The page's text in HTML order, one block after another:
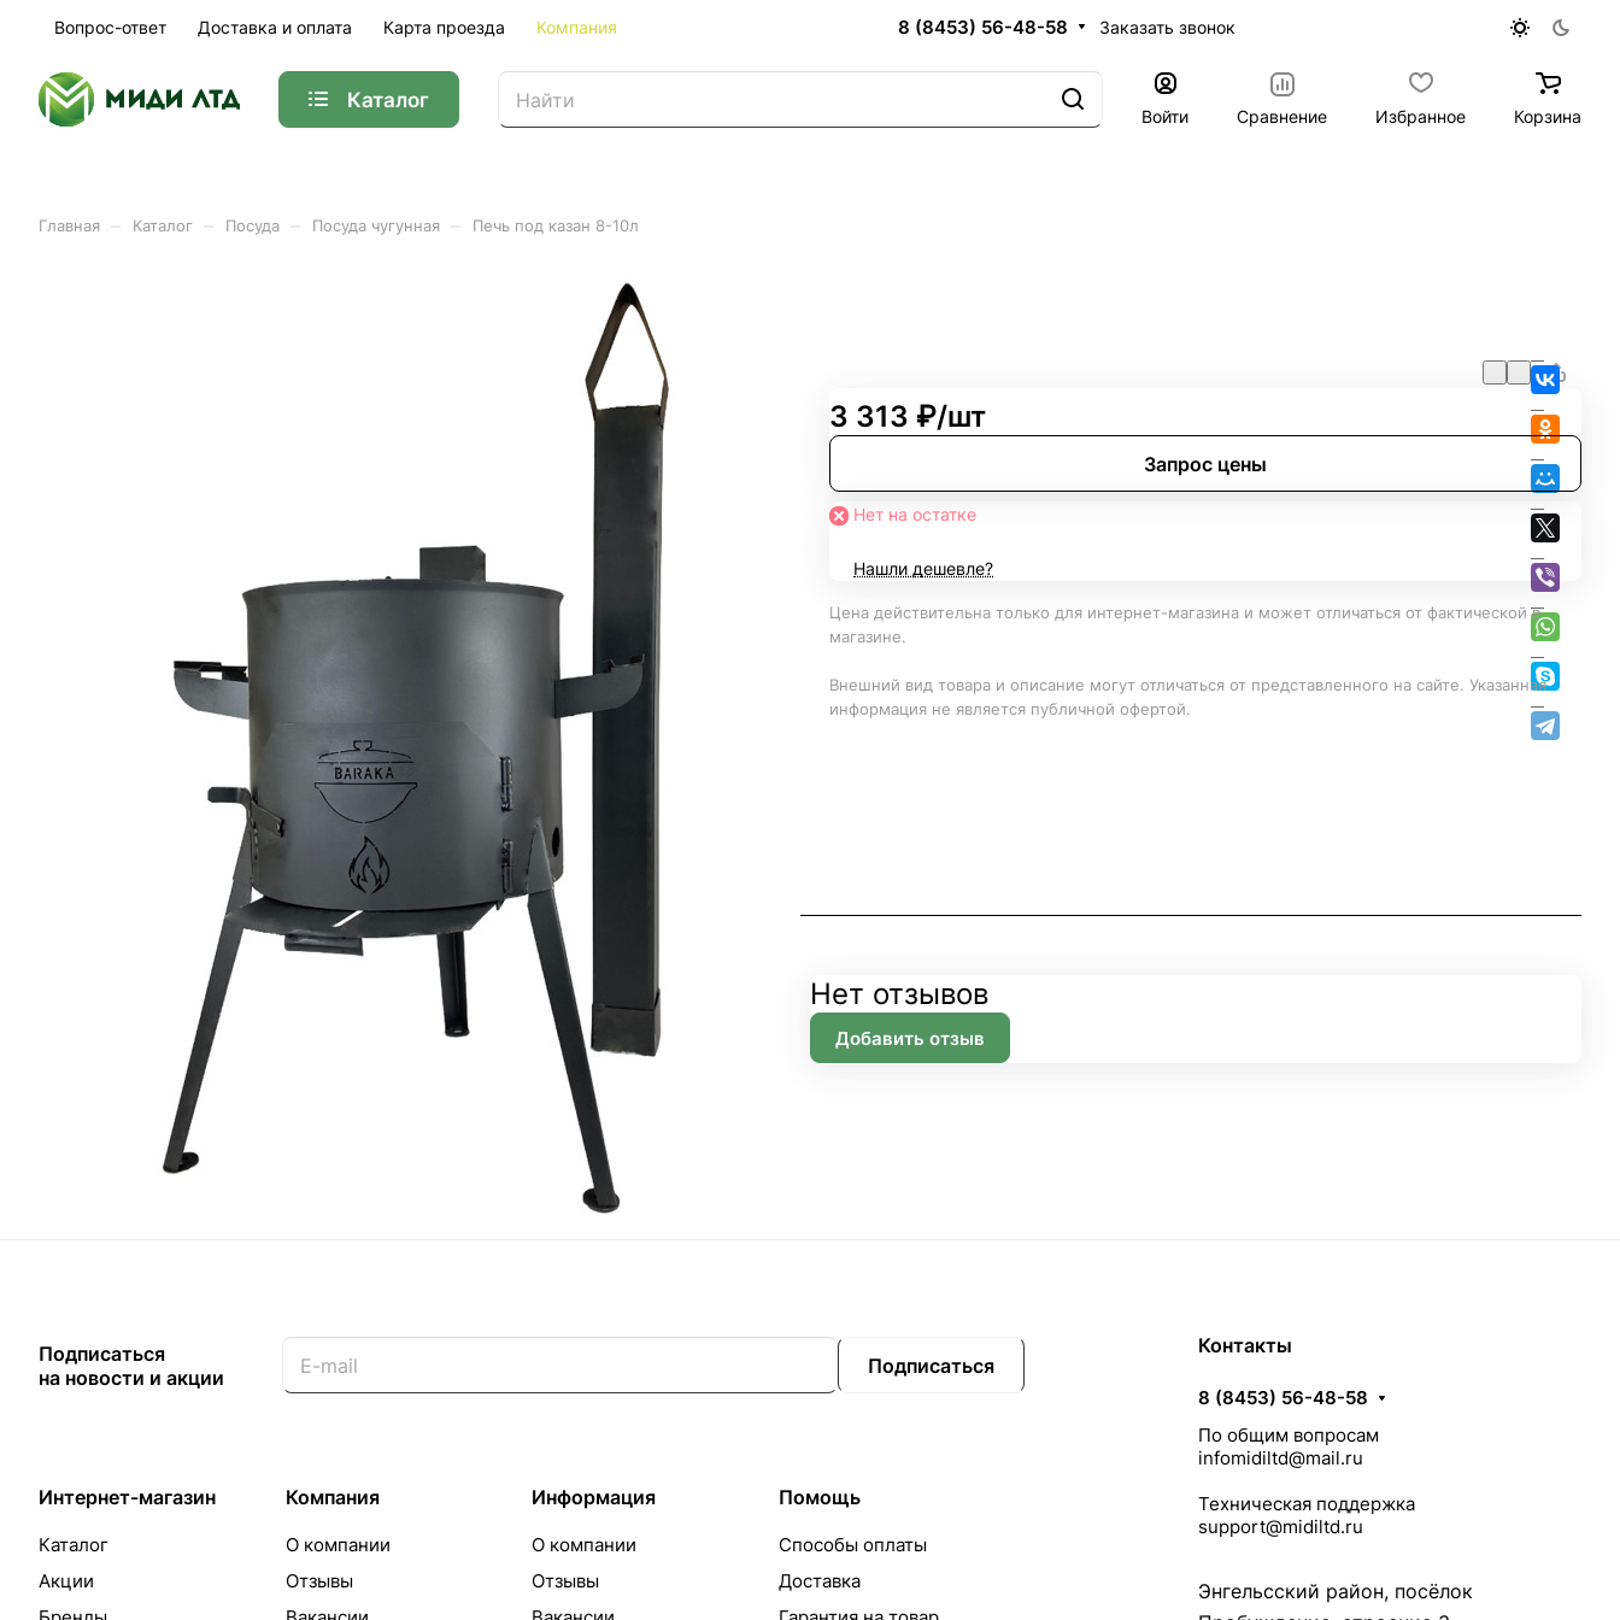
Вопрос-ответ Доставка и оплата Карта проезда Компания 8 (8453) 56-48-58 Заказать звонок
Каталог
Войти Сравнение Избранное Корзина
Главная Каталог Посуда Посуда чугунная Печь под казан 8-10л
Все товары категории
3 313 ₽/шт
Запрос цены
Нет на остатке
Нашли дешевле?
Цена действительна только для интернет-магазина и может отличаться от фактической в
магазине.
Внешний вид товара и описание могут отличаться от представленного на сайте. Указанная
информация не является публичной офертой.
Загрузка отзывов...
Нет отзывов
Добавить отзыв
Назад к списку
Подписаться
на новости и акции
Подписаться
Интернет-магазин
Каталог
Акции
Компания
О компании
Отзывы
Информация
О компании
Отзывы
Помощь
Способы оплаты
Доставка
Контакты
8 (8453) 56-48-58
По общим вопросам
infomidiltd@mail.ru
Техническая поддержка
support@midiltd.ru
Энгельсский район, посёлок